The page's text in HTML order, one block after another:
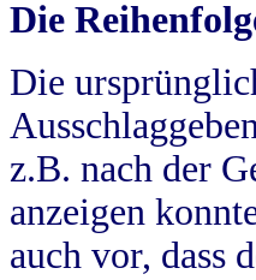
Die
Die
z.B. nach der
anzeigen
auch vor, dass